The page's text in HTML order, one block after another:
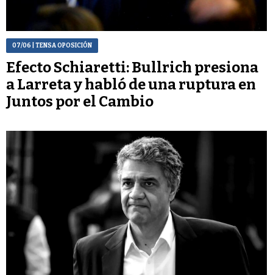
07/06 | TENSA OPOSICIÓN
Efecto Schiaretti: Bullrich presiona
a Larreta y habló de una ruptura en
Juntos por el Cambio